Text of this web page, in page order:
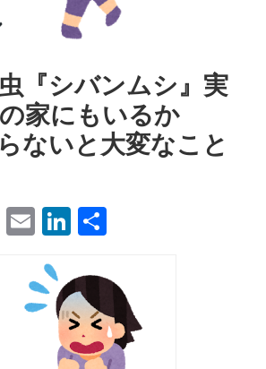
『シバンムシ』実
家にもいるか
ないと大変なこと
Facebook
EmailLinkedIn